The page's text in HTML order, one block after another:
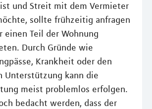
und Streit mit dem Vermieter
sollte frühzeitig anfragen
einen Teil der Wohnung
Durch Gründe wie
Krankheit oder den
Unterstützung kann die
meist problemlos erfolgen.
bedacht werden, dass der